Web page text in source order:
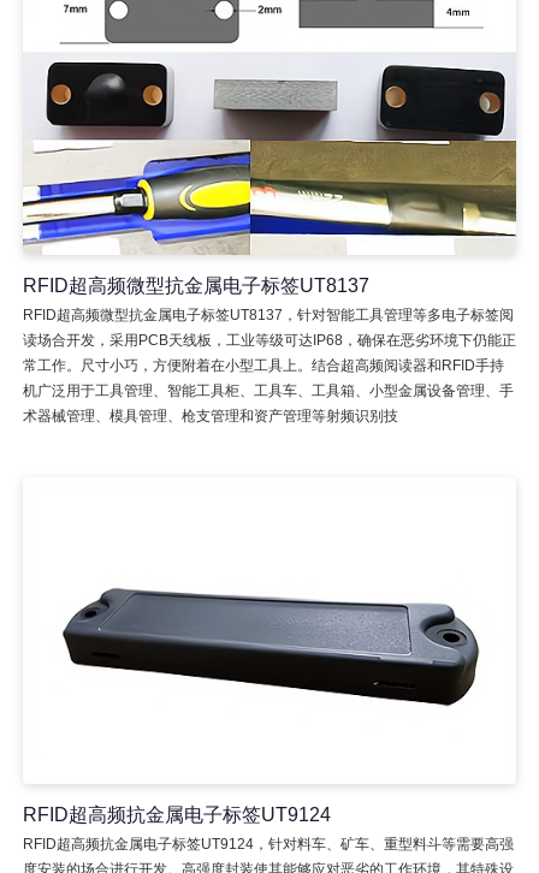
RFID超高频微型抗金属电子标签UT8137
RFID超高频微型抗金属电子标签UT8137，针对智能工具管理等多电子标签阅
读场合开发，采用PCB天线板，工业等级可达IP68，确保在恶劣环境下仍能正
常工作。尺寸小巧，方便附着在小型工具上。结合超高频阅读器和RFID手持
机广泛用于工具管理、智能工具柜、工具车、工具箱、小型金属设备管理、手
术器械管理、模具管理、枪支管理和资产管理等射频识别技
RFID超高频抗金属电子标签UT9124
RFID超高频抗金属电子标签UT9124，针对料车、矿车、重型料斗等需要高强
度安装的场合进行开发。高强度封装使其能够应对恶劣的工作环境，其特殊设